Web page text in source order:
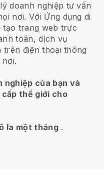
doanh nghiệp tư vấn
nơi. Với Ứng dụng di
tạo trang web trực
toán, dịch vụ
trên điện thoại thông
nghiệp của bạn và
thế giới cho
la một tháng.